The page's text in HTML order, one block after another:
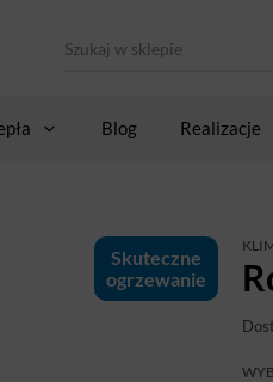
Blog Realizacje
Skuteczne
ogrzewanie